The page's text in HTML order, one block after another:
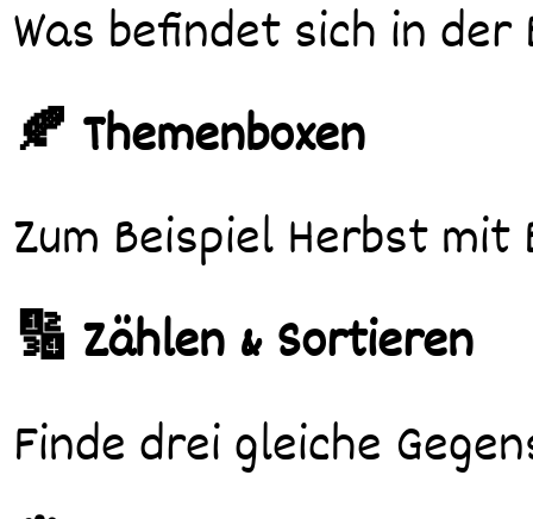
Was befindet sich in der
🍂 Themenboxen
Zum Beispiel Herbst
🔢 Zählen & Sortieren
Finde drei gleiche